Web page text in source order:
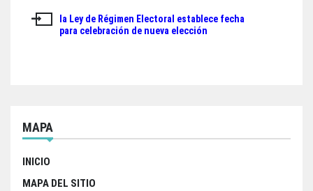
entradas
la Ley de Régimen Electoral establece fecha
para celebración de nueva elección
MAPA
INICIO
MAPA DEL SITIO